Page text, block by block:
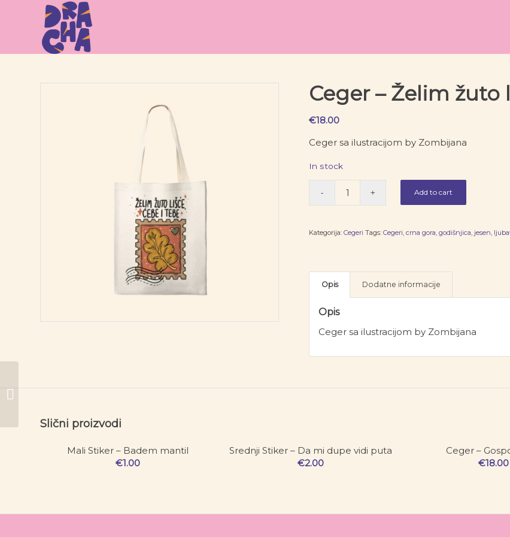
Ceger – Želim žuto
€18.00
Ceger sa ilustracijom by Zombijana
In stock
Add to cart
Kategorija:Cegeri Tags:Cegeri,crna gora,godišnjica, jesen,
Opis Dodatne informacije
Opis
Ceger sa ilustracijom by Zombijana
Slični proizvodi
Mali Stiker – Badem mantil
€1.00
Srednji Stiker – Da mi dupe vidi puta
€2.00
Ceger –
€18.00
Bookmarker – Knjiški